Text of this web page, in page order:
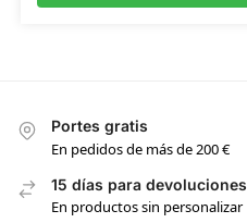
Portes gratis
En pedidos de más de 200 €
15 días para devoluciones
En productos sin personalizar